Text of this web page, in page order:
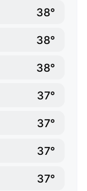
38°
38°
38°
37°
37°
37°
37°